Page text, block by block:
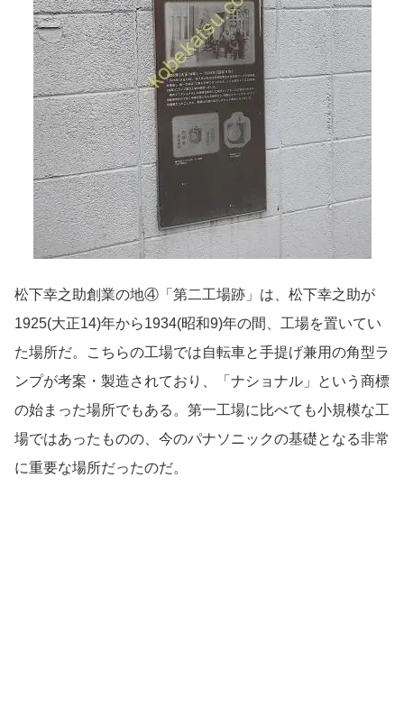
松下幸之助創業の地④「第二工場跡」は、松下幸之助が
1925(大正14)年から1934(昭和9)年の間、工場を置いてい
た場所だ。こちらの工場では自転車と手提げ兼用の角型ラ
ンプが考案・製造されており、「ナショナル」という商標
の始まった場所でもある。第一工場に比べても小規模な工
場ではあったものの、今のパナソニックの基礎となる非常
に重要な場所だったのだ。